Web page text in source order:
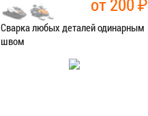
Сварка любых деталей одинарным
швом
Сварочные работы